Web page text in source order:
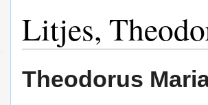
Litjes,
Theodorus